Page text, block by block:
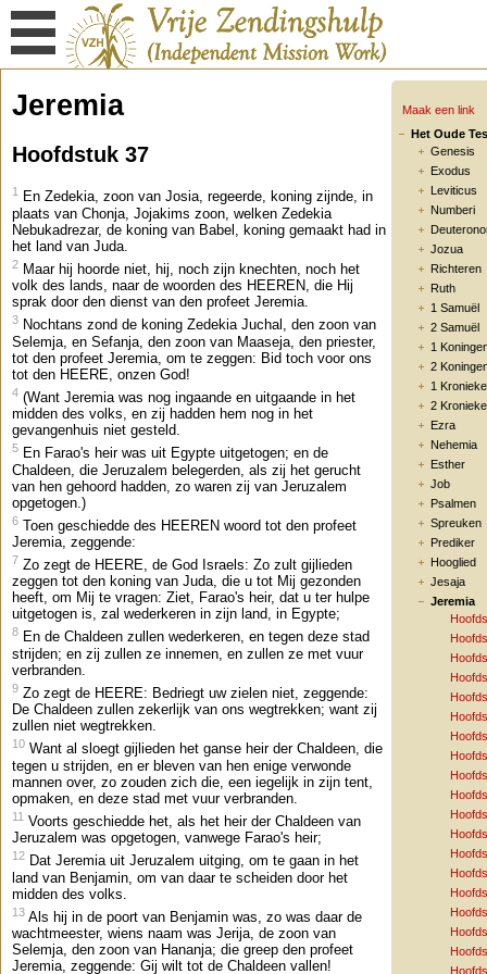
Maak een link
Het Oude
Genesis
Exodus
Leviticus
Numberi
Jozua
Richteren
Ruth
1 Samuël
2 Samuël
1
2
1
2
Ezra
Nehemia
Esther
Job
Psalmen
Spreuken
Prediker
Hooglied
Jesaja
Jeremia
Jeremia
Hoofdstuk 37
1
En Zedekia, zoon van Josia, regeerde, koning zijnde, in
plaats van Chonja, Jojakims zoon, welken Zedekia
Nebukadrezar, de koning van Babel, koning gemaakt had in
het land van Juda.
2 Maar hij hoorde niet, hij, noch zijn knechten, noch het
volk des lands, naar de woorden des HEEREN, die Hij
sprak door den dienst van den profeet Jeremia.
3 Nochtans zond de koning Zedekia Juchal, den zoon van
Selemja, en Sefanja, den zoon van Maaseja, den priester,
tot den profeet Jeremia, om te zeggen: Bid toch voor ons
tot den HEERE, onzen God!
4 (Want Jeremia was nog ingaande en uitgaande in het
midden des volks, en zij hadden hem nog in het
gevangenhuis niet gesteld.
5 En Farao's heir was uit Egypte uitgetogen; en de
Chaldeen, die Jeruzalem belegerden, als zij het gerucht
van hen gehoord hadden, zo waren zij van Jeruzalem
opgetogen.)
6 Toen geschiedde des HEEREN woord tot den profeet
Jeremia, zeggende:
7 Zo zegt de HEERE, de God Israels: Zo zult gijlieden
zeggen tot den koning van Juda, die u tot Mij gezonden
heeft, om Mij te vragen: Ziet, Farao's heir, dat u ter hulpe
uitgetogen is, zal wederkeren in zijn land, in Egypte;
8 En de Chaldeen zullen wederkeren, en tegen deze stad
strijden; en zij zullen ze innemen, en zullen ze met vuur
verbranden.
9 Zo zegt de HEERE: Bedriegt uw zielen niet, zeggende:
De Chaldeen zullen zekerlijk van ons wegtrekken; want zij
zullen niet wegtrekken.
10 Want al sloegt gijlieden het ganse heir der Chaldeen, die
tegen u strijden, en er bleven van hen enige verwonde
mannen over, zo zouden zich die, een iegelijk in zijn tent,
opmaken, en deze stad met vuur verbranden.
11 Voorts geschiedde het, als het heir der Chaldeen van
Jeruzalem was opgetogen, vanwege Farao's heir;
12 Dat Jeremia uit Jeruzalem uitging, om te gaan in het
land van Benjamin, om van daar te scheiden door het
midden des volks.
13 Als hij in de poort van Benjamin was, zo was daar de
wachtmeester, wiens naam was Jerija, de zoon van
Selemja, den zoon van Hananja; die greep den profeet
Jeremia, zeggende: Gij wilt tot de Chaldeen vallen!